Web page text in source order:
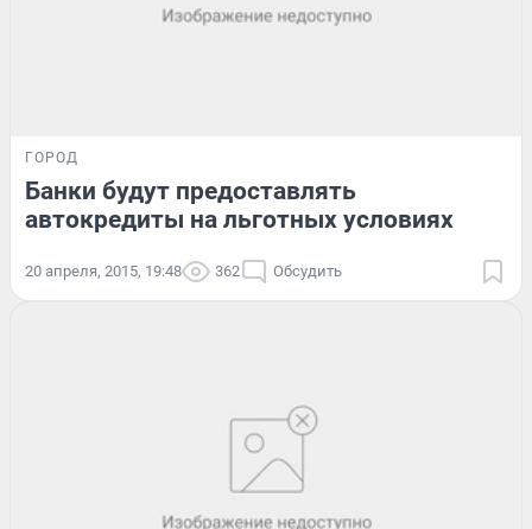
ГОРОД
Банки будут предоставлять
автокредиты на льготных условиях
20 апреля, 2015, 19:48 362 Обсудить